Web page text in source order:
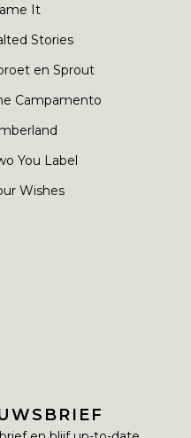
It
Stories
en Sprout
Campamento
You Label
Wishes